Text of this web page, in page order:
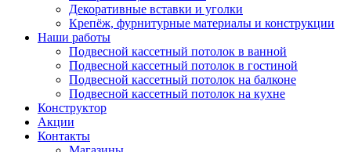
Декоративные вставки и уголки
Крепёж, фурнитурные материалы и конструкции
Наши работы
Подвесной кассетный потолок в ванной
Подвесной кассетный потолок в гостиной
Подвесной кассетный потолок на балконе
Подвесной кассетный потолок на кухне
Конструктор
Акции
Контакты